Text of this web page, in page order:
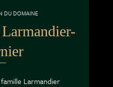
DU DOMAINE
Larmandier